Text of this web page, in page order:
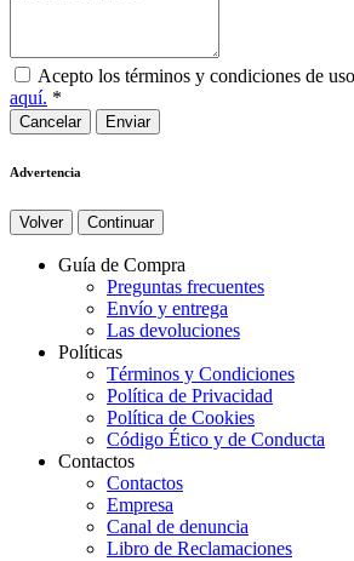
Acepto los términos y condiciones de
aquí. *
Cancelar
Advertencia
Volver Continuar
Guía de Compra
Preguntas frecuentes
Envío y entrega
Las devoluciones
Políticas
Términos y Condiciones
Política de Privacidad
Política de Cookies
Código Ético y de Conducta
Contactos
Contactos
Empresa
Canal de denuncia
Libro de Reclamaciones